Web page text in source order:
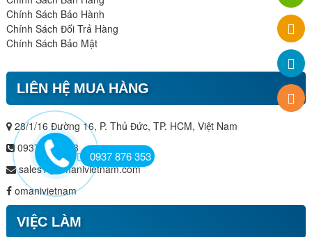
Chính Sách Bảo Hành
Chính Sách Đổi Trả Hàng
Chính Sách Bảo Mật
LIÊN HỆ MUA HÀNG
28/1/16 Đường 16, P. Thủ Đức, TP. HCM, Việt Nam
0937 876 353
sales1@omanivietnam.com
omanivietnam
VIỆC LÀM
0937 876 353